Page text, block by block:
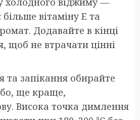
більше вітаміну E та
Додавайте в кінці
щоб не втрачати цінні
та запікання обирайте
ще краще,
Висока точка димлення